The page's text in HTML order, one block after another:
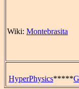
Wiki: Montebrasita
HyperPhysics*****